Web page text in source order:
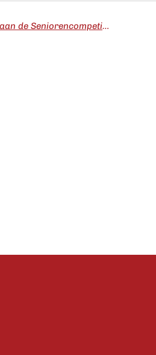
Gezocht: Nog één deelnemer aan de Seniorencompetitie Libre